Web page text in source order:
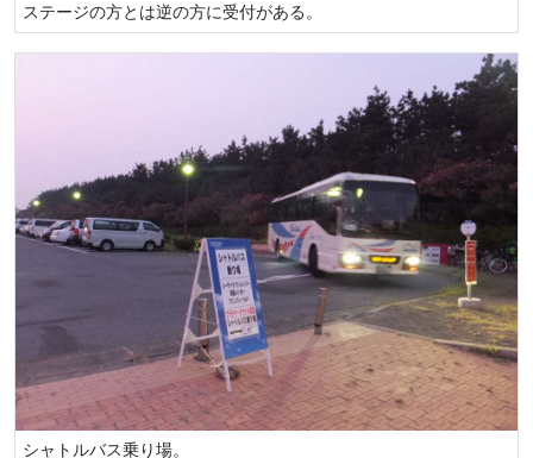
ステージの方とは逆の方に受付がある。
シャトルバス乗り場。